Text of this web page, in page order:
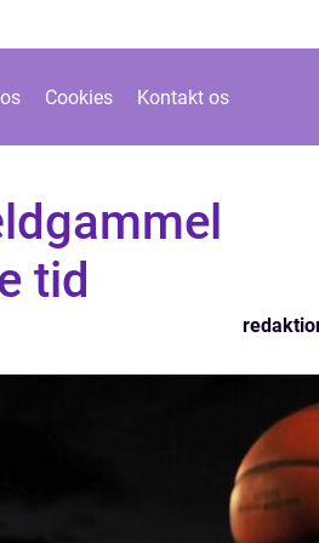
Cookies Kontakt os
tid